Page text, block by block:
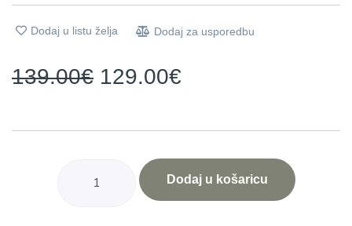
Dodaj u listu želja Dodaj za usporedbu
139.00€ 129.00€
Dodaj u košaricu